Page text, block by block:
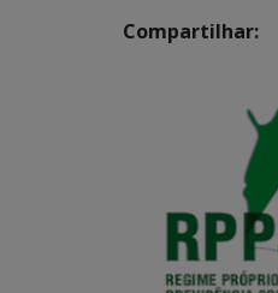
Compartilhar: